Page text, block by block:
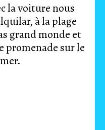
la voiture nous
à la plage
grand monde et
promenade sur le